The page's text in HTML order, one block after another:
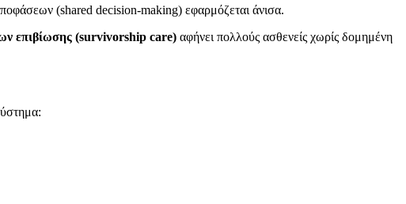
(shared decision-making) εφαρμόζεται άνισα.
επιβίωσης (survivorship care) αφήνει πολλούς ασθενείς χωρίς δομημένη